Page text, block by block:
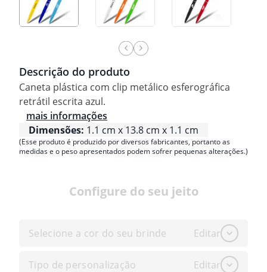
Descrição do produto
Caneta plástica com clip metálico esferográfica
retrátil escrita azul.
mais informações
Dimensões: 1.1 cm x 13.8 cm x 1.1 cm
(Esse produto é produzido por diversos fabricantes, portanto as
medidas e o peso apresentados podem sofrer pequenas alterações.)
Configure do seu jeito
Selecione a cor do seu brinde Editar
Tipo de personalização Editar